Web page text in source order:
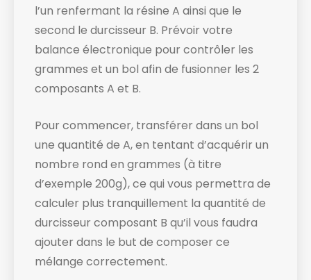
l’un renfermant la résine A ainsi que le
second le durcisseur B. Prévoir votre
balance électronique ​pour contrôler les
grammes et un bol afin de fusionner les 2
composants A et B.
Pour commencer, transférer dans un bol
une quantité de A, en tentant d’acquérir un
nombre rond en grammes (à titre
d’exemple 200g), ce qui vous permettra de
calculer plus tranquillement la quantité de
durcisseur composant B qu’il vous faudra
ajouter dans le but de composer ce
mélange correctement.